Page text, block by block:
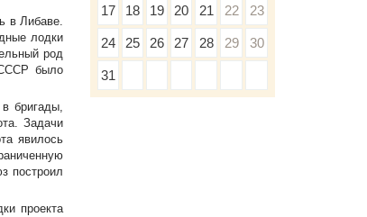
в Либаве.
лодки
род
было
бригады,
Задачи
явилось
построил
проекта
17 18 19 20 21 22 23
24 25 26 27 28 29 30
31